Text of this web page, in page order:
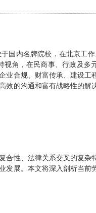
国内名牌院校，在北京工
角，在民商事、行政及多
业合规、财富传承、建设工
效的沟通和富有战略性的解
合性、法律关系交叉的复杂
发展。本文将深入剖析当前